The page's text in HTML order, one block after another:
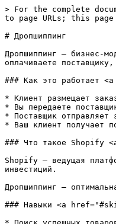
> For the complete
to page URLs; this
# Дропшиппинг
Дропшиппинг — бизнес-
оплачиваете
### Как это работает
* Клиент размещает
* Вы передаете
* Поставщик отправляет
* Ваш клиент получает
### Что такое Shopify
Shopify — ведущая
инвестиций.
Дропшиппинг —
### Навыки <a